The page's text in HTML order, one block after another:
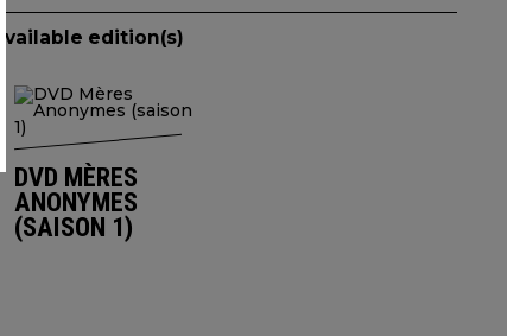
Available edition(s)
DVD MÈRES
ANONYMES
(SAISON 1)